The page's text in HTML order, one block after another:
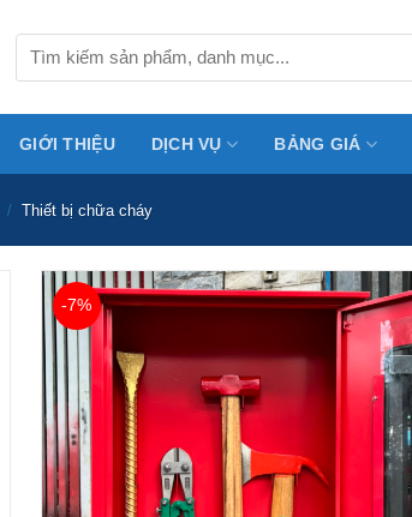
kiếm:
GIỚI THIỆU DỊCH VỤ BẢNG GIÁ
/ Thiết bị chữa cháy
-7%